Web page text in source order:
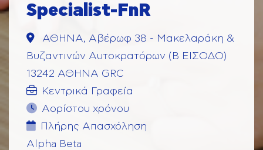
Specialist-FnR
ΑΘΗΝΑ, Αβέρωφ 38 - Μακελαράκη &
Βυζαντινών Αυτοκρατόρων (Β ΕΙΣΟΔΟ)
13242 ΑΘΗΝΑ GRC
Κεντρικά Γραφεία
Αορίστου χρόνου
Πλήρης Aπασχόληση
Alpha Beta